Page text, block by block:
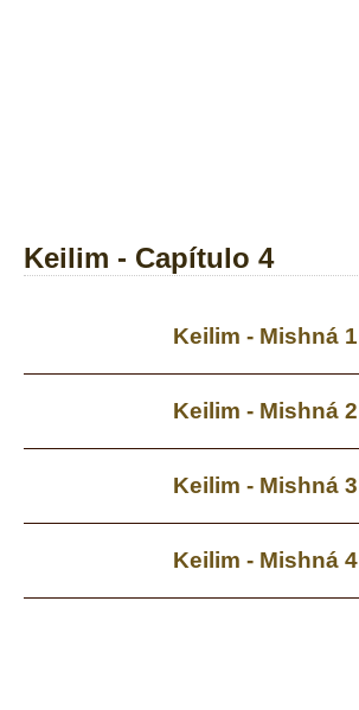
Keilim - Capítulo 4
Keilim - Mishná 1
Keilim - Mishná 2
Keilim - Mishná 3
Keilim - Mishná 4